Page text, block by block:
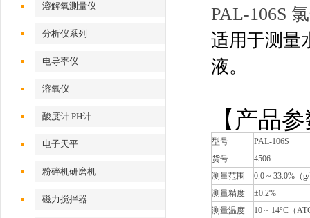
溶解氧测量仪
分析仪系列
电导率仪
溶氧仪
酸度计 PH计
电子天平
粉碎机研磨机
磁力搅拌器
PAL-106S
适用于测量
液。
【产品
型号
PAL-106S
货号
4506
测量范围
0.0 ~ 33.0%（
测量精度
±0.2%
测量温度
10 ~ 14°C（